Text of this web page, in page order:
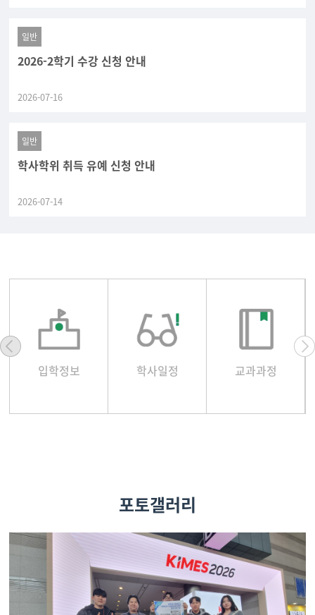
일반
2026-2학기 수강 신청 안내
2026-07-16
일반
학사학위 취득 유예 신청 안내
2026-07-14
입학정보 학사일정 교과과정
포토갤러리